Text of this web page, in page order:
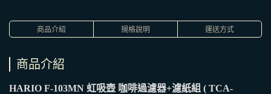
商品介紹 規格說明 運送方式
商品介紹
HARIO F-103MN 虹吸壺 咖啡過濾器+濾紙組 ( TCA-